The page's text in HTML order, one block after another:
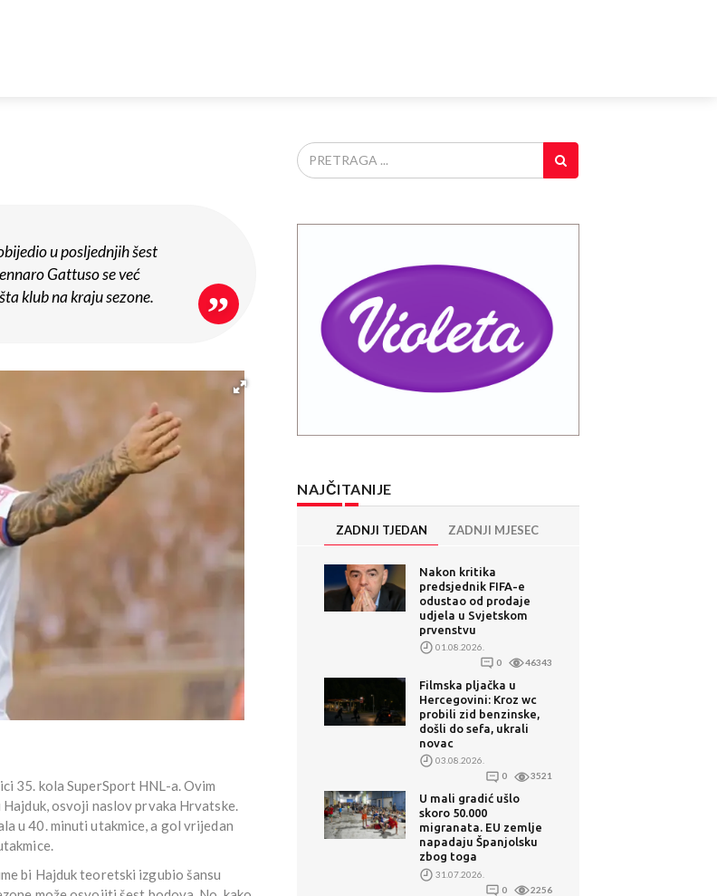
u posljednjih šest
Gattuso se već
klub na kraju sezone.
35. kola SuperSport HNL-a. Ovim
osvoji naslov prvaka Hrvatske.
u 40. minuti utakmice, a gol vrijedan
bi Hajduk teoretski izgubio šansu
NAJČITANIJE
ZADNJI TJEDAN ZADNJI MJESEC
Nakon kritika
predsjednik FIFA-e
odustao od prodaje
udjela u Svjetskom
prvenstvu
01.08.2026.
0
46343
Filmska pljačka u
Hercegovini: Kroz wc
probili zid benzinske,
došli do sefa, ukrali
novac
03.08.2026.
0
3521
U mali gradić ušlo
skoro 50.000
migranata. EU zemlje
napadaju Španjolsku
zbog toga
31.07.2026.
0
2256